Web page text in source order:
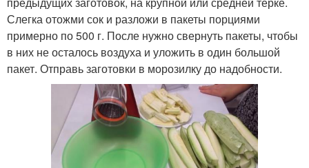
Слегка отожми сок и разложи в пакеты порциями
примерно по 500 г. После нужно свернуть пакеты, чтобы
в них не осталось воздуха и уложить в один большой
пакет. Отправь заготовки в морозилку до надобности.